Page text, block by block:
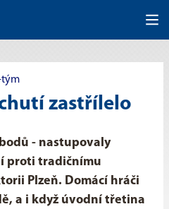
tým
zastřílelo
- nastupovaly
proti tradičnímu
Plzeň. Domácí hráči
a i když úvodní třetina